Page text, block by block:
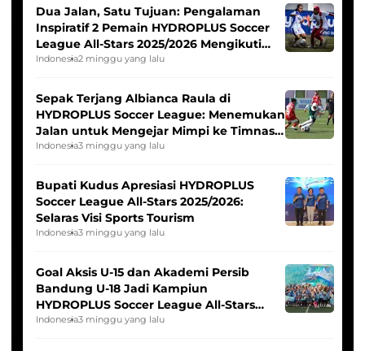
Dua Jalan, Satu Tujuan: Pengalaman
Inspiratif 2 Pemain HYDROPLUS Soccer
League All-Stars 2025/2026 Mengikuti
Seleksi Timnas Indonesia Putri
Indonesia2 minggu yang lalu
Sepak Terjang Albianca Raula di
HYDROPLUS Soccer League: Menemukan
Jalan untuk Mengejar Mimpi ke Timnas
Indonesia Putri
Indonesia3 minggu yang lalu
Bupati Kudus Apresiasi HYDROPLUS
Soccer League All-Stars 2025/2026:
Selaras Visi Sports Tourism
Indonesia3 minggu yang lalu
Goal Aksis U-15 dan Akademi Persib
Bandung U-18 Jadi Kampiun
HYDROPLUS Soccer League All-Stars
2025/2026
Indonesia3 minggu yang lalu